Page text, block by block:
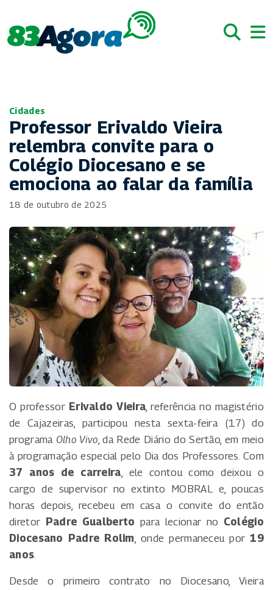
Cidades
Professor Erivaldo Vieira
relembra convite para o
Colégio Diocesano e se
emociona ao falar da família
18 de outubro de 2025
O professor Erivaldo Vieira , referência no magistério
de Cajazeiras, participou nesta sexta-feira (17) do
programa Olho Vivo , da Rede Diário do Sertão, em meio
à programação especial pelo Dia dos Professores. Com
37 anos de carreira , ele contou como deixou o
cargo de supervisor no extinto MOBRAL e, poucas
horas depois, recebeu em casa o convite do então
diretor Padre Gualberto para lecionar no Colégio
Diocesano Padre Rolim , onde permaneceu por19
anos
Desde o primeiro contrato no Diocesano, Vieira